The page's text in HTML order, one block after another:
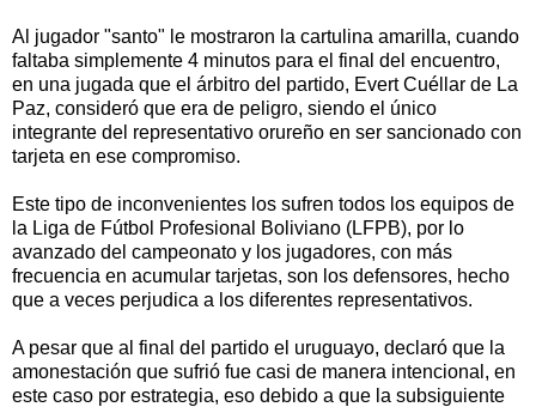
Al jugador "santo" le mostraron la cartulina amarilla, cuando
faltaba simplemente 4 minutos para el final del encuentro,
en una jugada que el árbitro del partido, Evert Cuéllar de La
Paz, consideró que era de peligro, siendo el único
integrante del representativo orureño en ser sancionado con
tarjeta en ese compromiso.
Este tipo de inconvenientes los sufren todos los equipos de
la Liga de Fútbol Profesional Boliviano (LFPB), por lo
avanzado del campeonato y los jugadores, con más
frecuencia en acumular tarjetas, son los defensores, hecho
que a veces perjudica a los diferentes representativos.
A pesar que al final del partido el uruguayo, declaró que la
amonestación que sufrió fue casi de manera intencional, en
este caso por estrategia, eso debido a que la subsiguiente